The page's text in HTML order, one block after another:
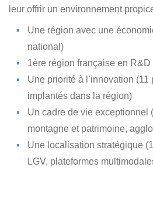
leur offrir un environnement
Une région avec une
national)
1ère région française en
Une priorité à l’innovation (11
implantés dans la région)
Un cadre de vie exceptionnel
montagne et patrimoine,
Une localisation stratégique
LGV, plateformes